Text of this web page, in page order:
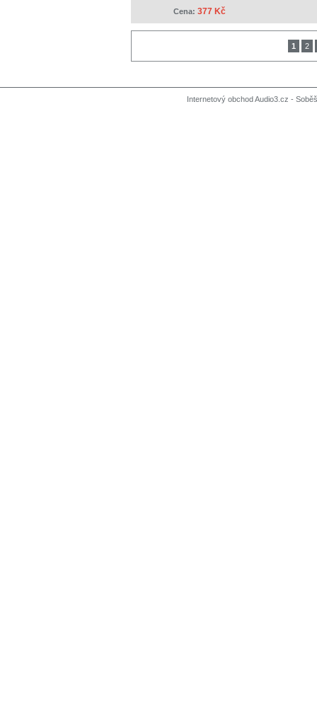
Cena: 377 Kč
1 2
Internetový obchod Audio3.cz -